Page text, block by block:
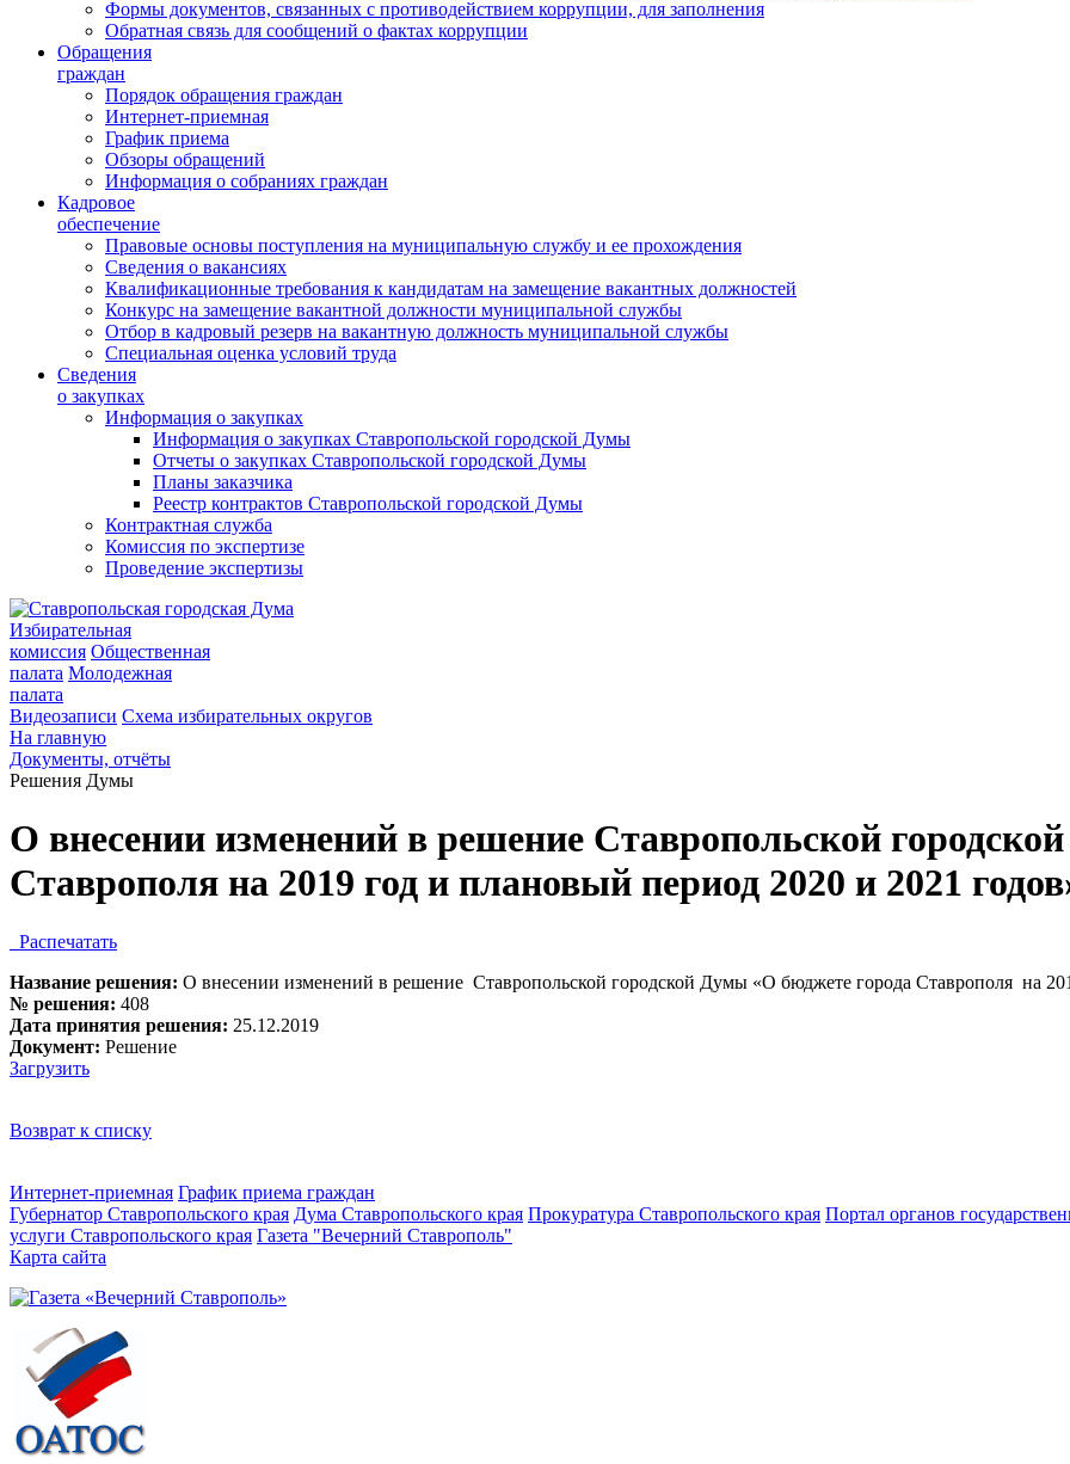
Формы документов, связанных с противодействием коррупции, для заполнения
Обратная связь для сообщений о фактах коррупции
Обращения
граждан
Порядок обращения граждан
Интернет-приемная
График приема
Обзоры обращений
Информация о собраниях граждан
Кадровое
обеспечение
Правовые основы поступления на муниципальную службу и ее прохождения
Сведения о вакансиях
Квалификационные требования к кандидатам на замещение вакантных должностей
Конкурс на замещение вакантной должности муниципальной службы
Отбор в кадровый резерв на вакантную должность муниципальной службы
Специальная оценка условий труда
Сведения
о закупках
Информация о закупках
Информация о закупках Ставропольской городской Думы
Отчеты о закупках Ставропольской городской Думы
Планы заказчика
Реестр контрактов Ставропольской городской Думы
Контрактная служба
Комиссия по экспертизе
Проведение экспертизы
Избирательная
комиссия Общественная
палата Молодежная
палата
Видеозаписи Схема избирательных округов
На главную
Документы, отчёты
Решения Думы
О внесении изменений в решение Ставропольской
Ставрополя на 2019 год и плановый период 2020 и 2021
Распечатать
Название решения: О внесении изменений в решение Ставропольской городской Думы «О бюджете города Ставрополя на
№ решения: 408
Дата принятия решения: 25.12.2019
Документ: Решение
Загрузить
Возврат к списку
Интернет-приемная График приема граждан
Губернатор Ставропольского края Дума Ставропольского края Прокуратура Ставропольского края Портал органов
услуги Ставропольского края Газета "Вечерний Ставрополь"
Карта сайта